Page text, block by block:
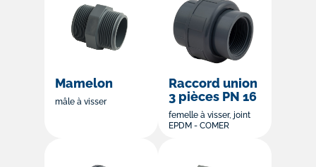
Mamelon
mâle à visser
Raccord union
3 pièces PN 16
femelle à visser, joint
EPDM - COMER